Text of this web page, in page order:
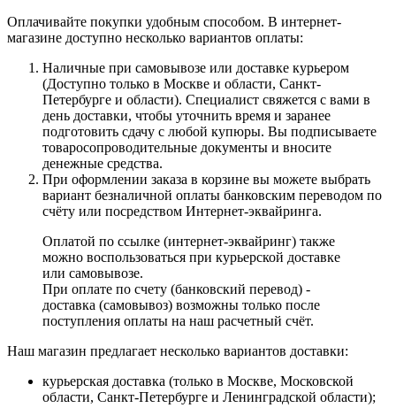
Оплачивайте покупки удобным способом. В интернет-
магазине доступно несколько вариантов оплаты:
Наличные при самовывозе или доставке курьером
(Доступно только в Москве и области, Санкт-
Петербурге и области). Специалист свяжется с вами в
день доставки, чтобы уточнить время и заранее
подготовить сдачу с любой купюры. Вы подписываете
товаросопроводительные документы и вносите
денежные средства.
При оформлении заказа в корзине вы можете выбрать
вариант безналичной оплаты банковским переводом по
счёту или посредством Интернет-эквайринга.
Оплатой по ссылке (интернет-эквайринг) также
можно воспользоваться при курьерской доставке
или самовывозе.
При оплате по счету (банковский перевод) -
доставка (самовывоз) возможны только после
поступления оплаты на наш расчетный счёт.
Наш магазин предлагает несколько вариантов доставки:
курьерская доставка (только в Москве, Московской
области, Санкт-Петербурге и Ленинградской области);